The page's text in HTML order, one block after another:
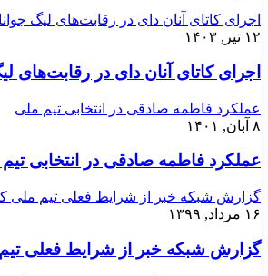
اجرای کاتای آنان دای در رقابت‌های لیگ جوانان
۱۲ تیر, ۱۴۰۳
اجرای کاتای آنان دای در رقابت‌های لیگ
عملکرد فاطمه صادقی در انتخابی تیم ملی
۸ آبان, ۱۴۰۱
عملکرد فاطمه صادقی در انتخابی
گزارش شبکه خبر از شرایط فعلی تیم ملی
۱۶ مرداد, ۱۳۹۹
گزارش شبکه خبر از شرایط فعلی تیم